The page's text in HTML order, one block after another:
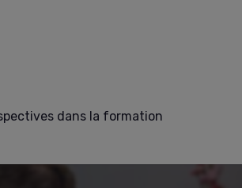
dans la formation